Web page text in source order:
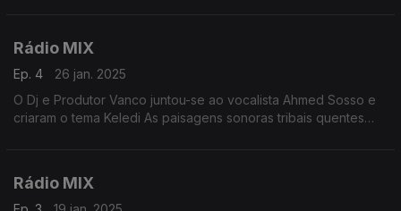
Rádio MIX
Ep. 4
26 jan. 2025
O Dj e Produtor Vanco juntou-se ao vocalista Ahmed Sosso e
criaram o tema Keledi As paisagens sonoras tribais quentes
Rádio MIX